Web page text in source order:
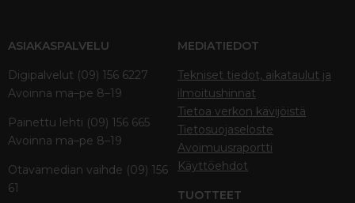
ASIAKASPALVELU
Digipalvelut (09) 156 6227
Avoinna ma–pe 8–19
Painettu lehti (09) 156 665
Avoinna ma–pe 8–19
Otavamedian vaihde (09) 156
61
MEDIATIEDOT
Tekniset tiedot, aikataulut ja
ilmoitushinnat
Tietoa verkon kävijöistä
Tietosuojaseloste
Avoimuusraportti
Käyttöehdot
TUOTTEET